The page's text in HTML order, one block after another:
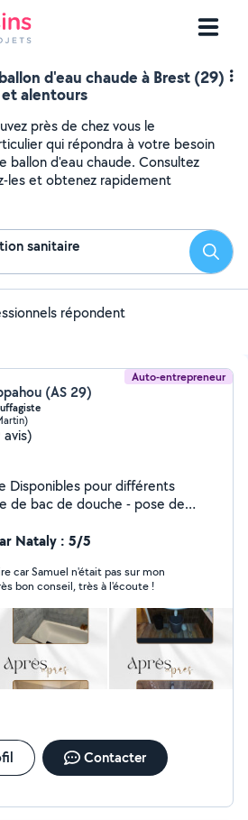
d'eau chaude à Brest (29)
et alentours
près de chez vous le
qui répondra à votre besoin
ballon d'eau chaude. Consultez
les et obtenez rapidement
sanitaire
répondent
Auto-entrepreneur
(AS 29)
salle de bain, évier -
ballon d'eau chaude -Pose WC -
Installation évier -Pose de radiateur Ext..
Nataly : 5/5
car Samuel n'était pas sur mon
bon conseil, très à l'écoute !
Contacter